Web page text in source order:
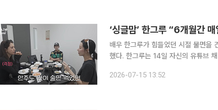
‘싱글맘’ 한그루 “6개월간
배우 한그루가 힘들었던 시절 불면을
했다. 한그루는 14일 자신의 유튜브 채널 ‘그루니까말이야’에 공개한 영상에서 배우 한채아, 경수진
“평소에는 술을 잘 마시지 않는다”면
2026-07-15 13:52